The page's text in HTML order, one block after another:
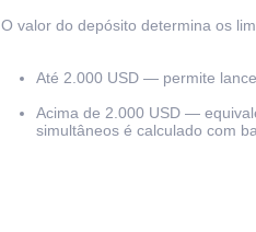
O valor do depósito determina os
Até 2.000 USD — permite
Acima de 2.000 USD —
simultâneos é calculado com